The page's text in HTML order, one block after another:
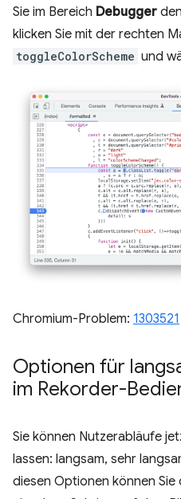
Sie im Bereich Debugger
klicken Sie mit der rechten
toggleColorScheme und
Chromium-Problem: 1303521
Optionen für
im Rekorder-
Sie können Nutzerabläufe
lassen: langsam, sehr
diesen Optionen können